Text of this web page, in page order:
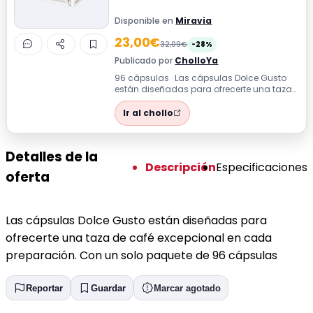
Disponible en Miravia
23,00€32,09€ -28%
Publicado por CholloYa
96 cápsulas · Las cápsulas Dolce Gusto
están diseñadas para ofrecerte una taza
de café excepcional en cada preparació...
Ir al chollo
Detalles de la
oferta
DescripciónEspecificaciones
Las cápsulas Dolce Gusto están diseñadas para
ofrecerte una taza de café excepcional en cada
preparación. Con un solo paquete de 96 cápsulas
Reportar Guardar Marcar agotado